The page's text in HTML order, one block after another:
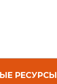
РЕСУРСЫ